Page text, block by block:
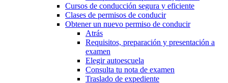
Cursos de conducción segura y eficiente
Clases de permisos de conducir
Obtener un nuevo permiso de conducir
Atrás
Requisitos, preparación y presentación a
examen
Elegir autoescuela
Consulta tu nota de examen
Traslado de expediente